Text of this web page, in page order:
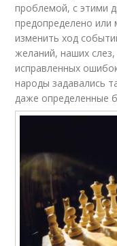
проблемой, с этими
предопределено
изменить ход
желаний, наших
исправленных
народы задавались
даже определенные